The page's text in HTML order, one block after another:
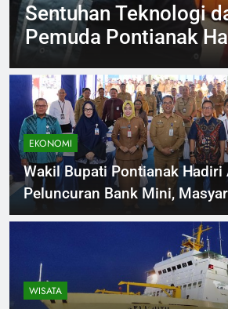
Viral Aksi Petugas
Injak Buah Melon
Tertawa Berujung
dan Permintaan Maaf
EKONOMI
Wakil Bupati Pontianak Hadiri
Peluncuran Bank Mini,
Menabung Perkuat Ekonomi
WISATA